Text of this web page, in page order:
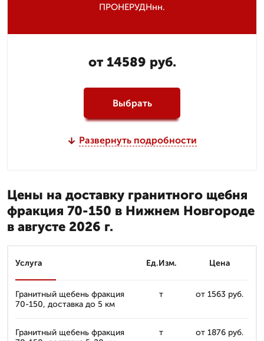
ПРОНЕРУДНнн.
от 14589 руб.
Выбрать
Развернуть подробности
Цены на доставку гранитного щебня
фракция 70-150 в Нижнем Новгороде
в августе 2026 г.
Услуга Ед.Изм. Цена
Гранитный щебень фракция
70-150, доставка до 5 км
т от 1563 руб.
Гранитный щебень фракция
т от 1876 руб.